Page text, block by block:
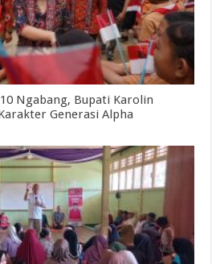
Ngabang, Bupati Karolin
Generasi Alpha